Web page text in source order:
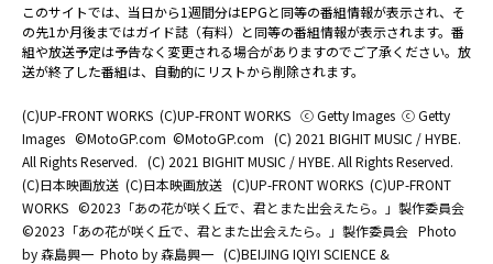
このサイトでは、当日から1週間分はEPGと同等の番組情報が表示され、そ
の先1か月後まではガイド誌（有料）と同等の番組情報が表示されます。番
組や放送予定は予告なく変更される場合がありますのでご了承ください。放
送が終了した番組は、自動的にリストから削除されます。
(C)UP-FRONT WORKS (C)UP-FRONT WORKS ⓒ Getty Images ⓒ Getty
Images ©MotoGP.com ©MotoGP.com (C) 2021 BIGHIT MUSIC / HYBE.
All Rights Reserved. (C) 2021 BIGHIT MUSIC / HYBE. All Rights Reserved.
(C)日本映画放送 (C)日本映画放送 (C)UP-FRONT WORKS (C)UP-FRONT
WORKS ©2023「あの花が咲く丘で、君とまた出会えたら。」製作委員会
©2023「あの花が咲く丘で、君とまた出会えたら。」製作委員会 Photo
by 森島興一 Photo by 森島興一 (C)BEIJING IQIYI SCIENCE &